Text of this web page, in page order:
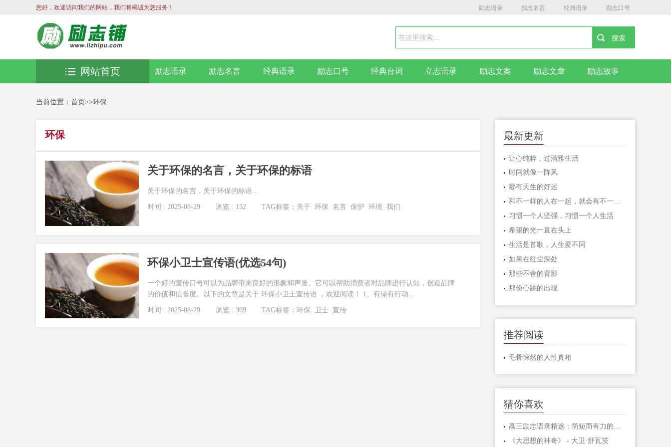
您好，欢迎访问我们的网站，我们将竭诚为您服务！ 励志语录 励志名言 经典语录 励志口号
励志语录 励志名言 经典语录 励志口号 经典台词 立志语录 励志文案 励志文章 励志故事
网站首页
当前位置： 首页>>环保
环保
关于环保的名言，关于环保的标语
关于环保的名言，关于环保的标语...
时间 : 2025-08-29 浏览 : 152 TAG标签： 关于 环保 名言 保护 环境 我们
环保小卫士宣传语(优选54句)
一个好的宣传口号可以为品牌带来良好的形象和声誉。它可以帮助消费者对品牌进行认知，创造品牌
的价值和信誉度。以下的文章是关于 环保小卫士宣传语 ，欢迎阅读！ 1、有绿有行动...
时间 : 2025-08-29 浏览 : 309 TAG标签：环保 卫士 宣传
最新更新
让心纯粹，过清雅生活
时间就像一阵风
哪有天生的好运
和不一样的人在一起，就会有不一样的人生
习惯一个人坚强，习惯一个人生活
希望的光一直在头上
生活是首歌，人生爱不同
如果在红尘深处
那些不舍的背影
那份心跳的出现
推荐阅读
毛骨悚然的人性真相
猜你喜欢
高三励志语录精选：简短而有力的激励句子
《大思想的神奇》 - 大卫·舒瓦茨